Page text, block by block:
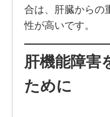
合は、肝臓からの
性が高いです。
肝機能障害
ために